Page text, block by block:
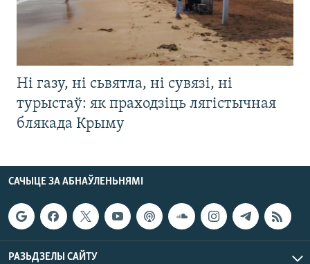
Ні газу, ні сьвятла, ні сувязі, ні
турыстаў: як праходзіць лягістычная
блякада Крыму
САЧЫЦЕ ЗА АБНАЎЛЕНЬНЯМІ
РАЗЬДЗЕЛЫ САЙТУ